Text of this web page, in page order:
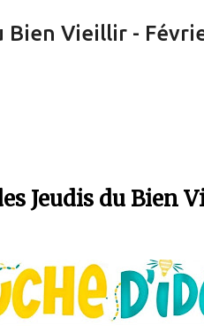
Bien Vieillir -
Jeudis du Bien